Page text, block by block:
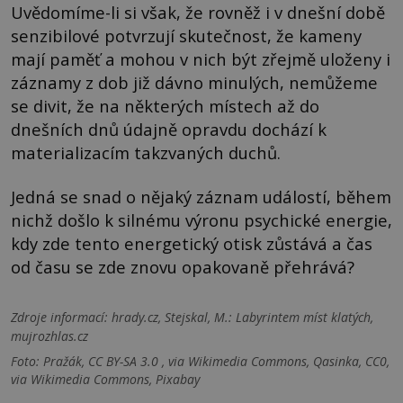
Uvědomíme-li si však, že rovněž i v dnešní době
senzibilové potvrzují skutečnost, že kameny
mají paměť a mohou v nich být zřejmě uloženy i
záznamy z dob již dávno minulých, nemůžeme
se divit, že na některých místech až do
dnešních dnů údajně opravdu dochází k
materializacím takzvaných duchů.
Jedná se snad o nějaký záznam událostí, během
nichž došlo k silnému výronu psychické energie,
kdy zde tento energetický otisk zůstává a čas
od času se zde znovu opakovaně přehrává?
Zdroje informací: hrady.cz, Stejskal, M.: Labyrintem míst klatých,
mujrozhlas.cz
Foto: Pražák, CC BY-SA 3.0 , via Wikimedia Commons, Qasinka, CC0,
via Wikimedia Commons, Pixabay